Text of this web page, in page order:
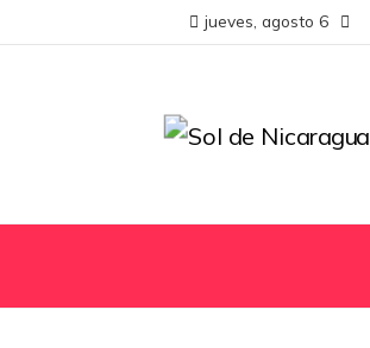
jueves, agosto 6